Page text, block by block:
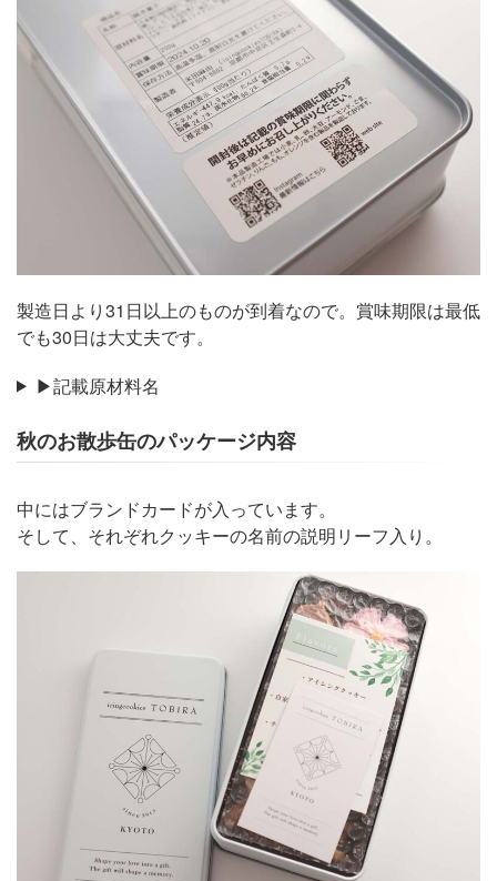
製造日より31日以上のものが到着なので。賞味期限は最低
でも30日は大丈夫です。
▶記載原材料名
秋のお散歩缶のパッケージ内容
中にはブランドカードが入っています。
そして、それぞれクッキーの名前の説明リーフ入り。